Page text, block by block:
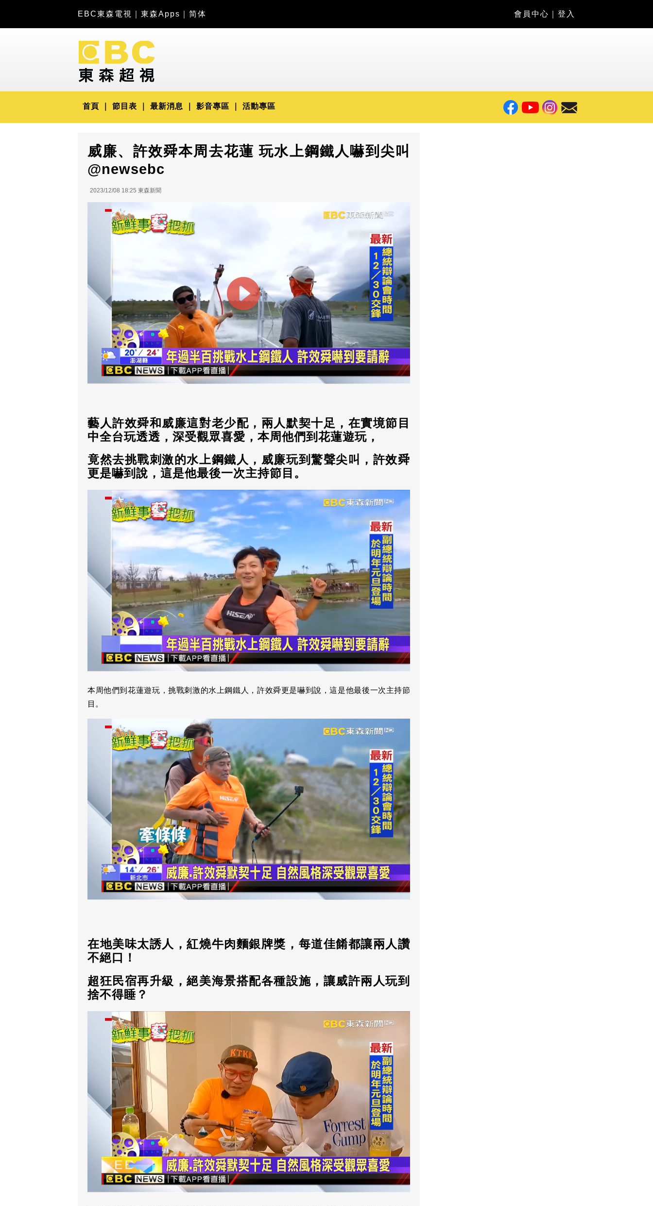
EBC東森電視 東森Apps 简体 會員中心 登入
首頁 節目表 最新消息 影音專區 活動專區
威廉、許效舜本周去花蓮 玩水上鋼鐵人嚇到尖叫
@newsebc
2023/12/08 18:25 東森新聞
藝人許效舜和威廉這對老少配，兩人默契十足，在實境節目
中全台玩透透，深受觀眾喜愛，本周他們到花蓮遊玩，
竟然去挑戰刺激的水上鋼鐵人，威廉玩到驚聲尖叫，許效舜
更是嚇到說，這是他最後一次主持節目。
本周他們到花蓮遊玩，挑戰刺激的水上鋼鐵人，許效舜更是嚇到說，這是他最後一次主持節
目。
在地美味太誘人，紅燒牛肉麵銀牌獎，每道佳餚都讓兩人讚
不絕口！
超狂民宿再升級，絕美海景搭配各種設施，讓威許兩人玩到
捨不得睡？